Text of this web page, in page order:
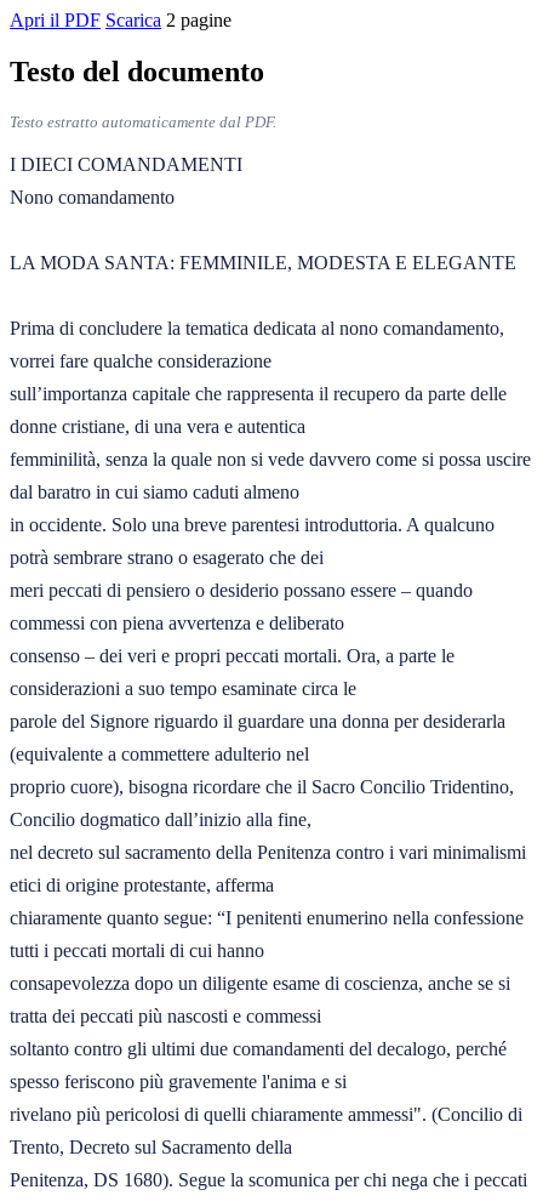
Apri il PDF Scarica 2 pagine
Testo del documento
Testo estratto automaticamente dal PDF.
I DIECI COMANDAMENTI
Nono comandamento
LA MODA SANTA: FEMMINILE, MODESTA E ELEGANTE
Prima di concludere la tematica dedicata al nono comandamento,
vorrei fare qualche considerazione
sull’importanza capitale che rappresenta il recupero da parte delle
donne cristiane, di una vera e autentica
femminilità, senza la quale non si vede davvero come si possa uscire
dal baratro in cui siamo caduti almeno
in occidente. Solo una breve parentesi introduttoria. A qualcuno
potrà sembrare strano o esagerato che dei
meri peccati di pensiero o desiderio possano essere – quando
commessi con piena avvertenza e deliberato
consenso – dei veri e propri peccati mortali. Ora, a parte le
considerazioni a suo tempo esaminate circa le
parole del Signore riguardo il guardare una donna per desiderarla
(equivalente a commettere adulterio nel
proprio cuore), bisogna ricordare che il Sacro Concilio Tridentino,
Concilio dogmatico dall’inizio alla fine,
nel decreto sul sacramento della Penitenza contro i vari minimalismi
etici di origine protestante, afferma
chiaramente quanto segue: “I penitenti enumerino nella confessione
tutti i peccati mortali di cui hanno
consapevolezza dopo un diligente esame di coscienza, anche se si
tratta dei peccati più nascosti e commessi
soltanto contro gli ultimi due comandamenti del decalogo, perché
spesso feriscono più gravemente l'anima e si
rivelano più pericolosi di quelli chiaramente ammessi". (Concilio di
Trento, Decreto sul Sacramento della
Penitenza, DS 1680). Segue la scomunica per chi nega che i peccati